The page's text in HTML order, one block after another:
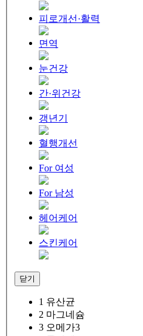
피로개선·활력
면역
눈건강
간·위건강
갱년기
혈행개선
For 여성
For 남성
헤어케어
스킨케어
닫기
1 유산균
2 마그네슘
3 오메가3